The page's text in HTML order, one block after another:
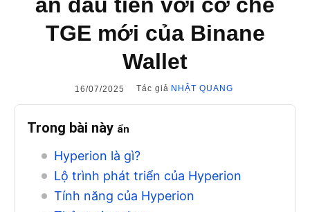
TGE mới của Binane
Wallet
16/07/2025 Tác giả NHẬT QUANG
Trong bài này ẩn
Hyperion là gì?
Lộ trình phát triển của Hyperion
Tính năng của Hyperion